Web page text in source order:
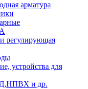
арматура
регулирующая
устройства для
и др.